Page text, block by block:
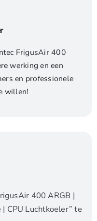
FrigusAir 400
werking en een
en professionele
willen!
400 ARGB |
CPU Luchtkoeler” te